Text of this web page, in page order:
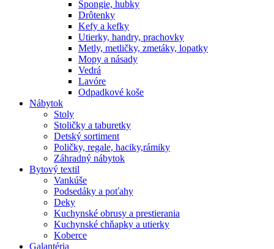
Špongie, hubky
Drôtenky
Kefy a kefky
Utierky, handry, prachovky
Metly, metličky, zmetáky, lopatky
Mopy a násady
Vedrá
Lavóre
Odpadkové koše
Nábytok
Stoly
Stoličky a taburetky
Detský sortiment
Poličky, regale, haciky,rámiky
Záhradný nábytok
Bytový textil
Vankúše
Podsedáky a poťahy
Deky
Kuchynské obrusy a prestierania
Kuchynské chňapky a utierky
Koberce
Galantéria